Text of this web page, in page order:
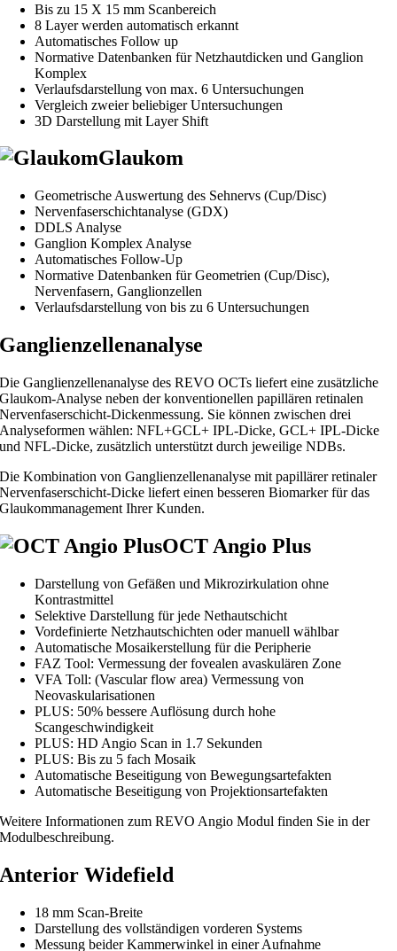
Bis zu 15 X 15 mm Scanbereich
8 Layer werden automatisch erkannt
Automatisches Follow up
Normative Datenbanken für Netzhautdicken und Ganglion
Komplex
Verlaufsdarstellung von max. 6 Untersuchungen
Vergleich zweier beliebiger Untersuchungen
3D Darstellung mit Layer Shift
Glaukom
Geometrische Auswertung des Sehnervs (Cup/Disc)
Nervenfaserschichtanalyse (GDX)
DDLS Analyse
Ganglion Komplex Analyse
Automatisches Follow-Up
Normative Datenbanken für Geometrien (Cup/Disc),
Nervenfasern, Ganglionzellen
Verlaufsdarstellung von bis zu 6 Untersuchungen
Ganglienzellenanalyse
Die Ganglienzellenanalyse des REVO OCTs liefert eine zusätzliche
Glaukom-Analyse neben der konventionellen papillären retinalen
Nervenfaserschicht-Dickenmessung. Sie können zwischen drei
Analyseformen wählen: NFL+GCL+ IPL-Dicke, GCL+ IPL-Dicke
und NFL-Dicke, zusätzlich unterstützt durch jeweilige NDBs.
Die Kombination von Ganglienzellenanalyse mit papillärer retinaler
Nervenfaserschicht-Dicke liefert einen besseren Biomarker für das
Glaukommanagement Ihrer Kunden.
OCT Angio Plus
Darstellung von Gefäßen und Mikrozirkulation ohne
Kontrastmittel
Selektive Darstellung für jede Nethautschicht
Vordefinierte Netzhautschichten oder manuell wählbar
Automatische Mosaikerstellung für die Peripherie
FAZ Tool: Vermessung der fovealen avaskulären Zone
VFA Toll: (Vascular flow area) Vermessung von
Neovaskularisationen
PLUS: 50% bessere Auflösung durch hohe
Scangeschwindigkeit
PLUS: HD Angio Scan in 1.7 Sekunden
PLUS: Bis zu 5 fach Mosaik
Automatische Beseitigung von Bewegungsartefakten
Automatische Beseitigung von Projektionsartefakten
Weitere Informationen zum REVO Angio Modul finden Sie in der
Modulbeschreibung.
Anterior Widefield
18 mm Scan-Breite
Darstellung des vollständigen vorderen Systems
Messung beider Kammerwinkel in einer Aufnahme